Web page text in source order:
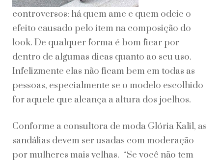
controversos: há quem ame e quem odeie o
efeito causado pelo item na composição do
look. De qualquer forma é bom ficar por
dentro de algumas dicas quanto ao seu uso.
Infelizmente elas não ficam bem em todas as
pessoas, especialmente se o modelo escolhido
for aquele que alcança a altura dos joelhos.
Conforme a consultora de moda Glória Kalil, as
sandálias devem ser usadas com moderação
por mulheres mais velhas. “Se você não tem